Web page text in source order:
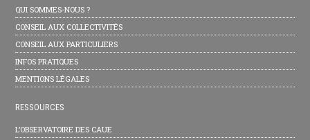
QUI SOMMES-NOUS ?
CONSEIL AUX COLLECTIVITÉS
CONSEIL AUX PARTICULIERS
INFOS PRATIQUES
MENTIONS LÉGALES
RESSOURCES
L’OBSERVATOIRE DES CAUE